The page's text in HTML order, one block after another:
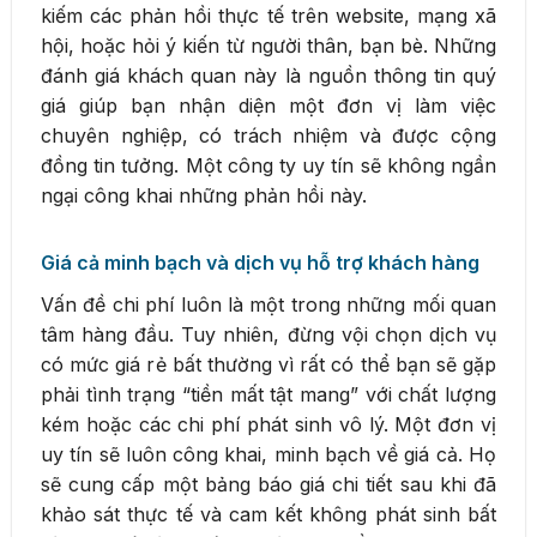
kiếm các phản hồi thực tế trên website, mạng xã
hội, hoặc hỏi ý kiến từ người thân, bạn bè. Những
đánh giá khách quan này là nguồn thông tin quý
giá giúp bạn nhận diện một đơn vị làm việc
chuyên nghiệp, có trách nhiệm và được cộng
đồng tin tưởng. Một công ty uy tín sẽ không ngần
ngại công khai những phản hồi này.
Giá cả minh bạch và dịch vụ hỗ trợ khách hàng
Vấn đề chi phí luôn là một trong những mối quan
tâm hàng đầu. Tuy nhiên, đừng vội chọn dịch vụ
có mức giá rẻ bất thường vì rất có thể bạn sẽ gặp
phải tình trạng “tiền mất tật mang” với chất lượng
kém hoặc các chi phí phát sinh vô lý. Một đơn vị
uy tín sẽ luôn công khai, minh bạch về giá cả. Họ
sẽ cung cấp một bảng báo giá chi tiết sau khi đã
khảo sát thực tế và cam kết không phát sinh bất